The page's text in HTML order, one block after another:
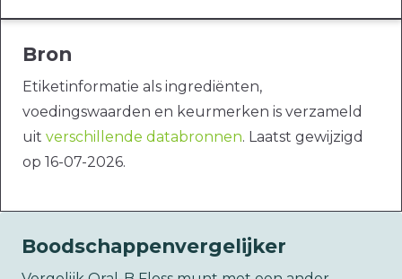
Bron
Etiketinformatie als ingrediënten,
voedingswaarden en keurmerken is verzameld
uit verschillende databronnen. Laatst gewijzigd
op 16-07-2026.
Boodschappenvergelijker